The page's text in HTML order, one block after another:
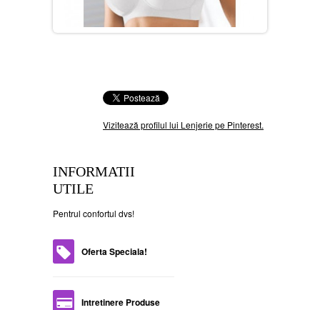
Vizitează profilul lui Lenjerie pe Pinterest.
INFORMATII
UTILE
Pentrul confortul dvs!
Oferta Speciala!
Intretinere Produse